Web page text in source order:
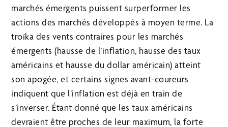
marchés émergents puissent surperformer les
actions des marchés développés à moyen terme. La
troïka des vents contraires pour les marchés
émergents (hausse de l’inflation, hausse des taux
américains et hausse du dollar américain) atteint
son apogée, et certains signes avant-coureurs
indiquent que l’inflation est déjà en train de
s’inverser. Étant donné que les taux américains
devraient être proches de leur maximum, la forte